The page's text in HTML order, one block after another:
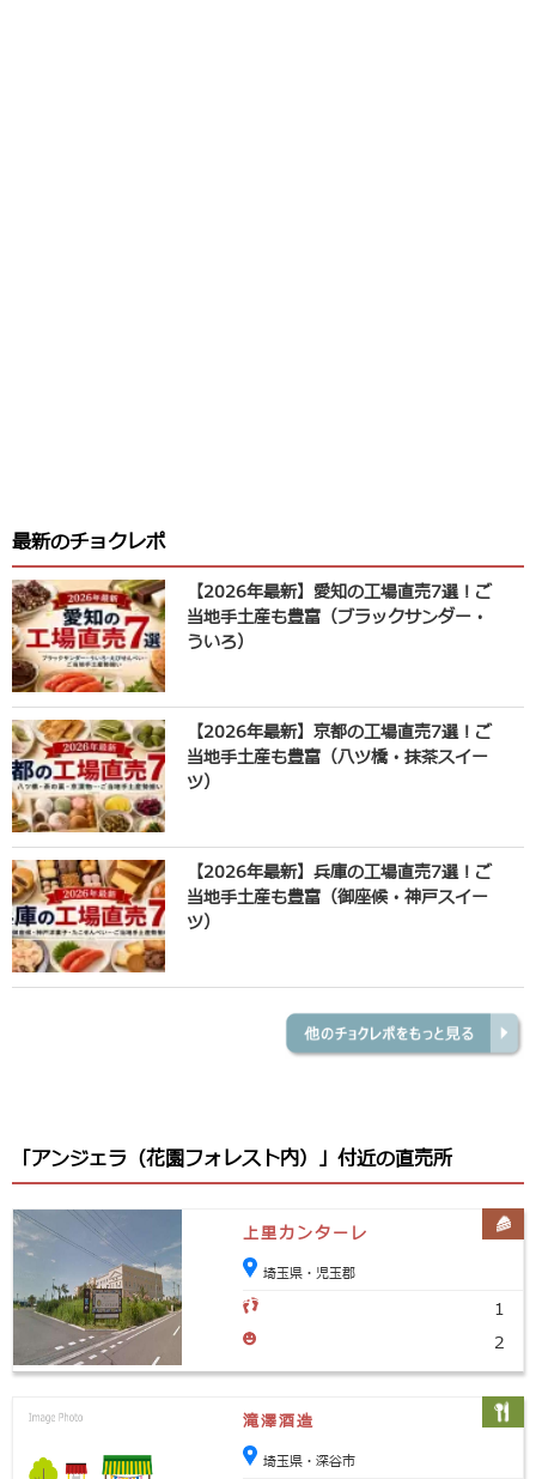
最新のチョクレポ
【2026年最新】愛知の工場直売7選！ご
当地手土産も豊富（ブラックサンダー・
ういろ）
【2026年最新】京都の工場直売7選！ご
当地手土産も豊富（八ツ橋・抹茶スイー
ツ）
【2026年最新】兵庫の工場直売7選！ご
当地手土産も豊富（御座候・神戸スイー
ツ）
「アンジェラ（花園フォレスト内）」付近の直売所
上里カンターレ
埼玉県・児玉郡
1
2
滝澤酒造
埼玉県・深谷市